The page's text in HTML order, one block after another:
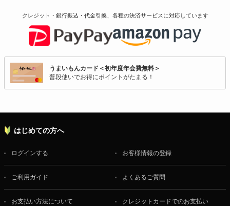
クレジット・銀行振込・代金引換、各種の決済サービスに対応しています
うまいもんカード＜初年度年会費無料＞
普段使いでお得にポイントがたまる！
はじめての方へ
ログインする お客様情報の登録
ご利用ガイド よくあるご質問
お支払い方法について クレジットカードでのお支払い